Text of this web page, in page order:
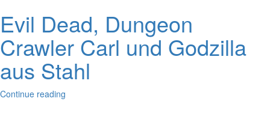
Evil Dead, Dungeon
Crawler Carl und Godzilla
aus Stahl
Continue reading